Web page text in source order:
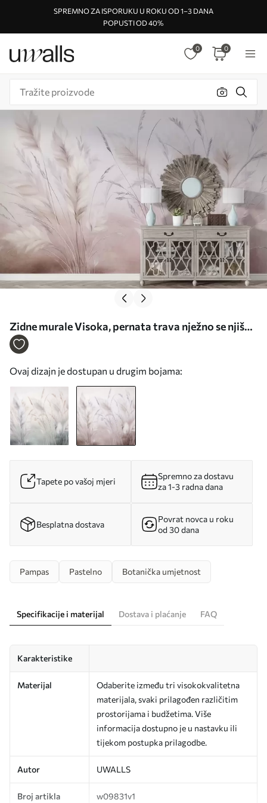
SPREMNO ZA ISPORUKU U ROKU OD 1–3 DANA
POPUSTI OD 40%
0 0
Zidne murale Visoka, pernata trava nježno se njiše
na mekoj, prigušenoj pozadini, nježna prirodna
Ovaj dizajn je dostupan u drugim bojama:
Tapete po vašoj mjeri
Spremno za dostavu
za 1-3 radna dana
Besplatna dostava
Povrat novca u roku
od 30 dana
Pampas Pastelno Botanička umjetnost
Specifikacije i materijal Dostava i plaćanje FAQ
Karakteristike
Materijal
Odaberite između tri visokokvalitetna
materijala, svaki prilagođen različitim
prostorijama i budžetima. Više
informacija dostupno je u nastavku ili
tijekom postupka prilagodbe.
Autor UWALLS
Broj artikla w09831v1